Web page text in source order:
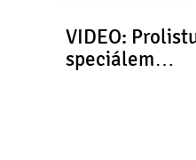
VIDEO:
speciálem…